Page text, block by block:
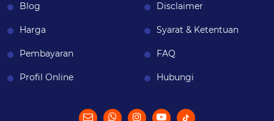
Blog
Harga
Pembayaran
Profil Online
Disclaimer
Syarat & Ketentuan
FAQ
Hubungi